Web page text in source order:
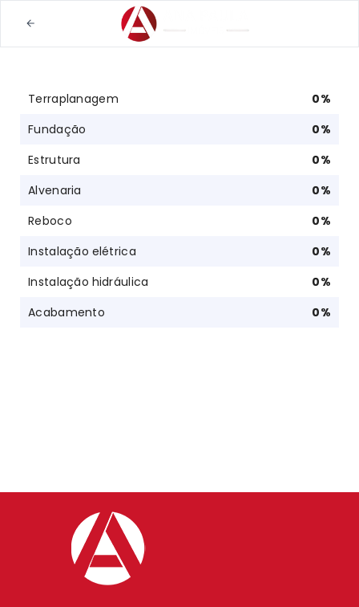
Terraplanagem 0%
Fundação
0%
Estrutura
0%
Alvenaria
0%
Reboco
0%
Instalação elétrica
0%
Instalação hidráulica
0%
Acabamento
0%